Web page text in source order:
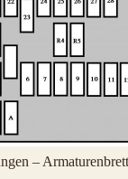
– Armaturenbrett